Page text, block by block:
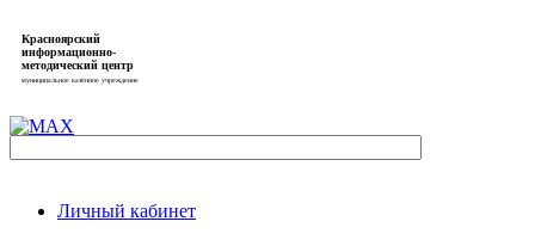
Красноярский
информационно-
методический центр
муниципальное казённое учреждение
Личный кабинет